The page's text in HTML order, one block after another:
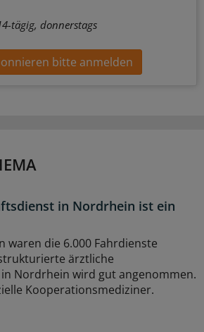
tägig, donnerstags
bitte anmelden
in Nordrhein ist ein
waren die 6.000 Fahrdienste
ärztliche
Nordrhein wird gut angenommen.
Kooperationsmediziner.